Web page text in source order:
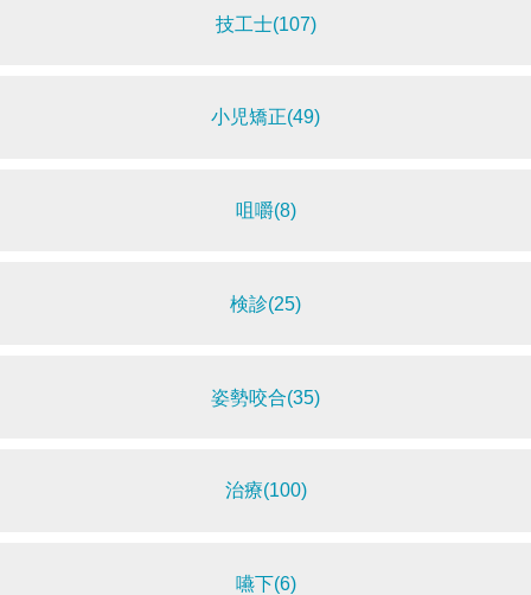
技工士(107)
小児矯正(49)
咀嚼(8)
検診(25)
姿勢咬合(35)
治療(100)
嚥下(6)